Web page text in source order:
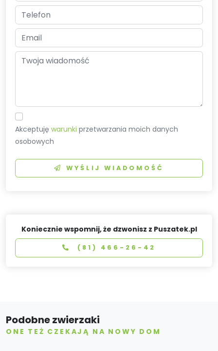
Akceptujęwarunki przetwarzania moich danych
osobowych
WYŚLIJ WIADOMOŚĆ
Koniecznie wspomnij, że dzwonisz z Puszatek.pl
(81) 466-26-42
Podobne zwierzaki
ONE TEŻ CZEKAJĄ NA NOWY DOM